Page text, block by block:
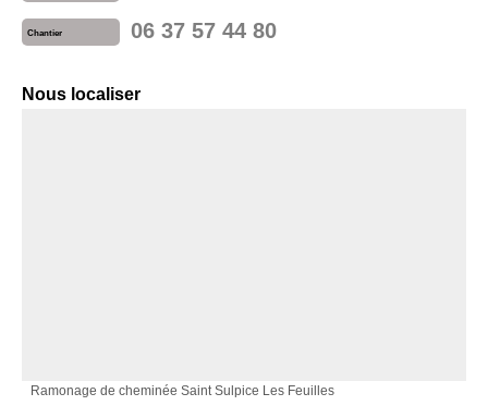
Chantier 06 37 57 44 80
Nous localiser
Ramonage de cheminée Saint Sulpice Les Feuilles